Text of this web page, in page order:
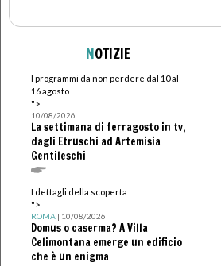
NOTIZIE
I programmi da non perdere dal 10 al
16 agosto
">
10/08/2026
La settimana di ferragosto in tv,
dagli Etruschi ad Artemisia
Gentileschi
I dettagli della scoperta
">
ROMA| 10/08/2026
Domus o caserma? A Villa
Celimontana emerge un edificio
che è un enigma